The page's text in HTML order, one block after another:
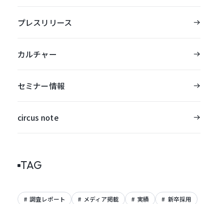
プレスリリース
カルチャー
セミナー情報
circus note
TAG
調査レポート メディア掲載 実績
新卒採用